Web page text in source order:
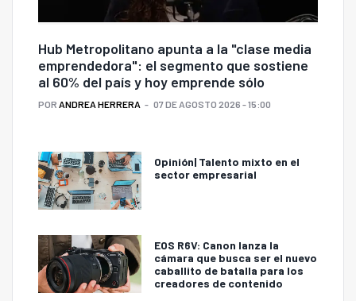
Hub Metropolitano apunta a la "clase media
emprendedora": el segmento que sostiene
al 60% del país y hoy emprende sólo
POR ANDREA HERRERA 07 DE AGOSTO 2026 - 15:00
Opinión| Talento mixto en el
sector empresarial
EOS R6V: Canon lanza la
cámara que busca ser el nuevo
caballito de batalla para los
creadores de contenido